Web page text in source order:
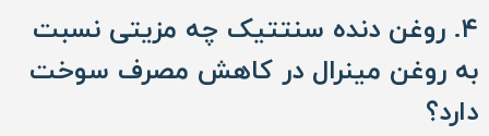
۴. روغن دنده سنتتیک چه مزیتی نسبت
به روغن مینرال در کاهش مصرف سوخت
دارد؟